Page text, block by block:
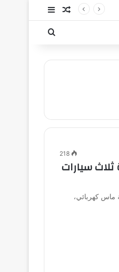
مقال عشوائي
إضافة عمود
بحث عن
218
سيارات
ماس كهربائي،